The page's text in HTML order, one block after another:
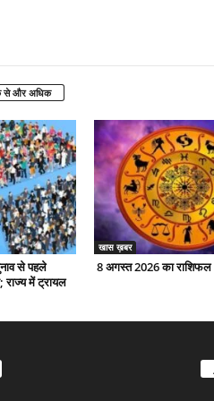
और अधिक
से पहले
राज्य में ट्रायल
खास ख़बर
8 अगस्त 2026 का राशिफल